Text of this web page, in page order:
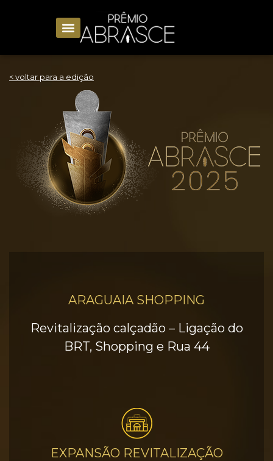
< voltar para a edição
ARAGUAIA SHOPPING
Revitalização calçadão – Ligação do
BRT, Shopping e Rua 44
EXPANSÃO REVITALIZAÇÃO